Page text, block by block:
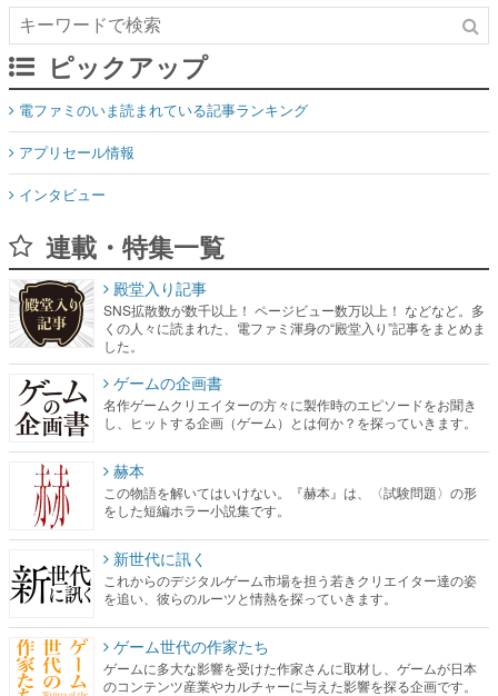
ピックアップ
電ファミのいま読まれている記事ランキング
アプリセール情報
インタビュー
連載・特集一覧
殿堂入り記事
SNS拡散数が数千以上！ ページビュー数万以上！ などなど。多
くの人々に読まれた、電ファミ渾身の“殿堂入り”記事をまとめま
した。
ゲームの企画書
名作ゲームクリエイターの方々に製作時のエピソードをお聞き
し、ヒットする企画（ゲーム）とは何か？を探っていきます。
赫本
この物語を解いてはいけない。『赫本』は、〈試験問題〉の形
をした短編ホラー小説集です。
新世代に訊く
これからのデジタルゲーム市場を担う若きクリエイター達の姿
を追い、彼らのルーツと情熱を探っていきます。
ゲーム世代の作家たち
ゲームに多大な影響を受けた作家さんに取材し、ゲームが日本
のコンテンツ産業やカルチャーに与えた影響を探る企画です。